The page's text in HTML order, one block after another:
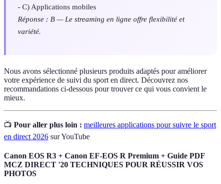
- C) Applications mobiles
Réponse : B — Le streaming en ligne offre flexibilité et
variété.
Nous avons sélectionné plusieurs produits adaptés pour améliorer
votre expérience de suivi du sport en direct. Découvrez nos
recommandations ci-dessous pour trouver ce qui vous convient le
mieux.
📺 Pour aller plus loin : meilleures applications pour suivre le sport
en direct 2026 sur YouTube
Canon EOS R3 + Canon EF-EOS R Premium + Guide PDF
MCZ DIRECT '20 TECHNIQUES POUR RÉUSSIR VOS
PHOTOS